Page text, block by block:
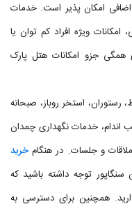
امکان پذیر است. خدمات
امکانات ویژه افراد کم توان یا
همگی جزو امکانات هتل پارک
رستوران، استخر روباز، صبحانه
اندام، خدمات نگهداری چمدان
و جلسات. در هنگام خرید
توجه داشته باشید که
همچنین برای دسترسی به